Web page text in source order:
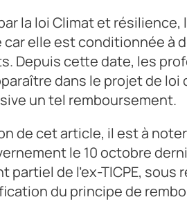
la loi Climat et
elle est conditionnée à
Depuis cette date, les
dans le projet de
un tel remboursement.
de cet article, il est à
le 10 octobre
partiel de l’ex-TICPE,
du principe de